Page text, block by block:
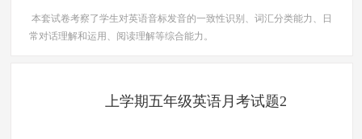
本套试卷考察了学生对英语音标发音的一致性识别、词汇分类能力、日
常对话理解和运用、阅读理解等综合能力。
上学期五年级英语月考试题2